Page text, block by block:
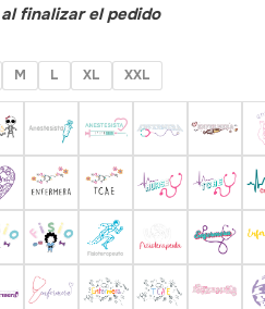
finalizar el pedido
M L XL XXL